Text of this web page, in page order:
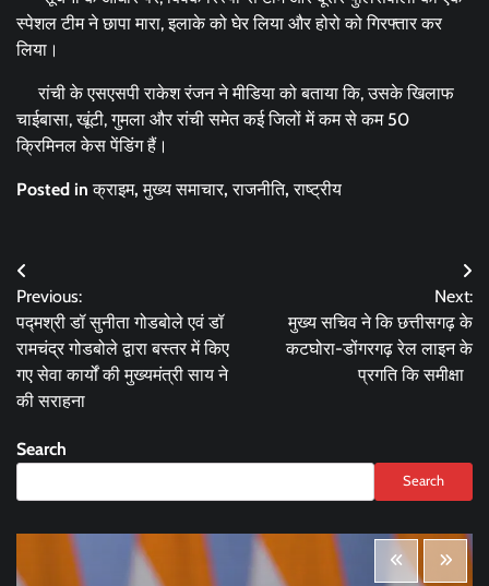
स्पेशल टीम ने छापा मारा, इलाके को घेर लिया और होरो को गिरफ्तार कर
लिया।
रांची के एसएसपी राकेश रंजन ने मीडिया को बताया कि, उसके खिलाफ
चाईबासा, खूंटी, गुमला और रांची समेत कई जिलों में कम से कम 50
क्रिमिनल केस पेंडिंग हैं।
Posted inक्राइम,मुख्य समाचार,राजनीति,राष्ट्रीय
Post
navigation
Previous:
पद्मश्री डॉ सुनीता गोडबोले एवं डॉ
रामचंद्र गोडबोले द्वारा बस्तर में किए
गए सेवा कार्यों की मुख्यमंत्री साय ने
की सराहना
Next:
मुख्य सचिव ने कि छत्तीसगढ़ के
कटघोरा-डोंगरगढ़ रेल लाइन के
प्रगति कि समीक्षा
Search
Search